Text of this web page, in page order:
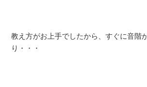
教え方がお上手でしたから、すぐに音階
り・・・